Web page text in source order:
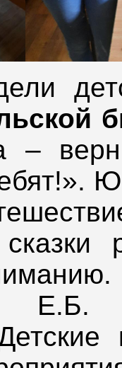
–
Е.Б.